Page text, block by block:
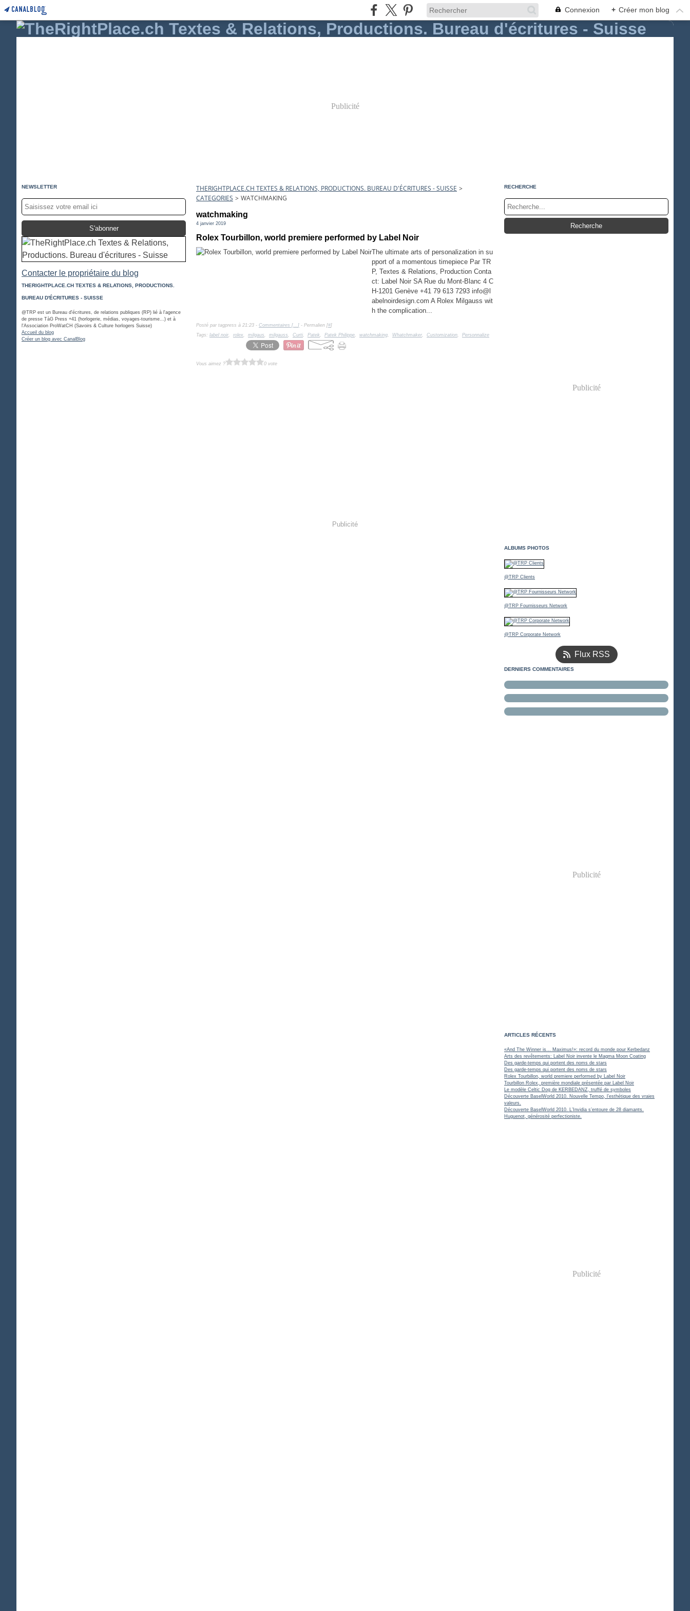
Connexion + Créer mon blog
Publicité
NEWSLETTER
Contacter le propriétaire du blog
THERIGHTPLACE.CH TEXTES & RELATIONS, PRODUCTIONS.
BUREAU D'ÉCRITURES - SUISSE
@TRP est un Bureau d'écritures, de relations publiques (RP) lié à l'agence
de presse TàG Press +41 (horlogerie, médias, voyages-tourisme...) et à
l'Association ProWatCH (Savoirs & Culture horlogers Suisse)
Accueil du blog
Créer un blog avec CanalBlog
THERIGHTPLACE.CH TEXTES & RELATIONS, PRODUCTIONS. BUREAU D'ÉCRITURES - SUISSE >
CATEGORIES > WATCHMAKING
watchmaking
4 janvier 2019
Rolex Tourbillon, world premiere performed by Label Noir
The ultimate arts of personalization in su
pport of a momentous timepiece Par TR
P, Textes & Relations, Production Conta
ct: Label Noir SA Rue du Mont-Blanc 4 C
H-1201 Genève +41 79 613 7293 info@l
abelnoirdesign.com A Rolex Milgauss wit
h the complication...
Posté par tagpress à 21:23 - Commentaires [… ] - Permalien [#]
Tags: label noir, rolex, milgaus, milgauss, Curti, Patek, Patek Philippe, watchmaking, Whatchmaker, Customization, Personnalize
Vous aimez ? 0 vote
Publicité
RECHERCHE
Publicité
ALBUMS PHOTOS
@TRP Clients
@TRP Fournisseurs Network
@TRP Corporate Network
Flux RSS
DERNIERS COMMENTAIRES
Publicité
ARTICLES RÉCENTS
«And The Winner is... Maximus!»: record du monde pour Kerbedanz
Arts des revêtements: Label Noir invente le Magma Moon Coating
Des garde-temps qui portent des noms de stars
Des garde-temps qui portent des noms de stars
Rolex Tourbillon, world premiere performed by Label Noir
Tourbillon Rolex, première mondiale présentée par Label Noir
Le modèle Celtic Dog de KERBEDANZ, truffé de symboles
Découverte BaselWorld 2010. Nouvelle Tempo, l’esthétique des vraies
valeurs.
Découverte BaselWorld 2010. L’Invidia s’entoure de 28 diamants.
Huguenot, générosité perfectioniste.
Publicité